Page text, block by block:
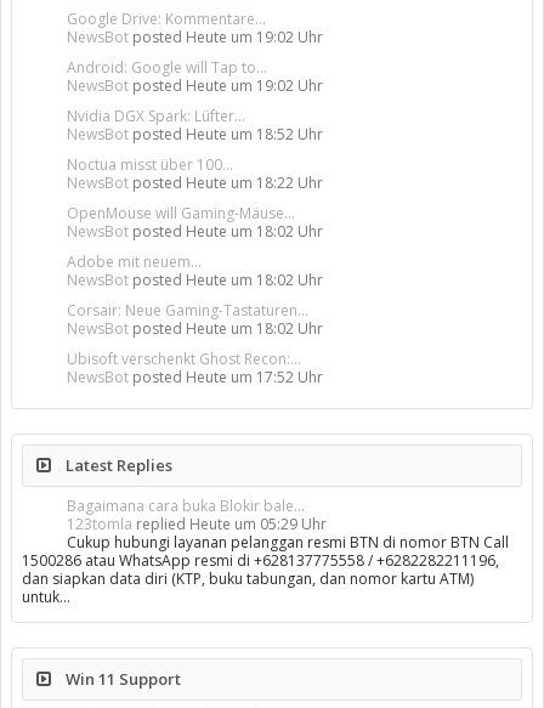
Google Drive: Kommentare...
NewsBot posted Heute um 19:02 Uhr
Android: Google will Tap to...
NewsBot posted Heute um 19:02 Uhr
Nvidia DGX Spark: Lüfter...
NewsBot posted Heute um 18:52 Uhr
Noctua misst über 100...
NewsBot posted Heute um 18:22 Uhr
OpenMouse will Gaming-Mäuse...
NewsBot posted Heute um 18:02 Uhr
Adobe mit neuem...
NewsBot posted Heute um 18:02 Uhr
Corsair: Neue Gaming-Tastaturen...
NewsBot posted Heute um 18:02 Uhr
Ubisoft verschenkt Ghost Recon:...
NewsBot posted Heute um 17:52 Uhr
Latest Replies
Bagaimana cara buka Blokir bale...
123tomla replied Heute um 05:29 Uhr
Cukup hubungi layanan pelanggan resmi BTN di nomor BTN Call
1500286 atau WhatsApp resmi di +628137775558 / +6282282211196,
dan siapkan data diri (KTP, buku tabungan, dan nomor kartu ATM)
untuk…
Win 11 Support